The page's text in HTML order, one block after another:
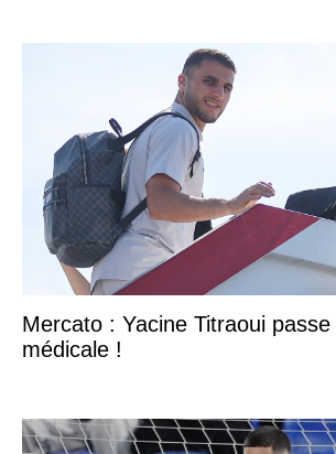
Mercato : Yacine Titraoui
médicale !